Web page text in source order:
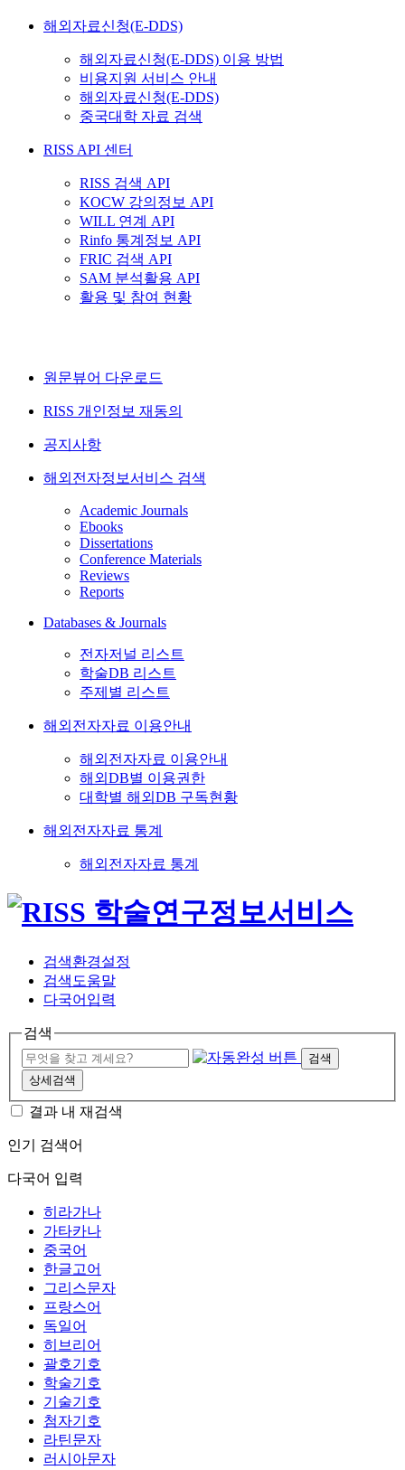
해외자료신청(E-DDS)
해외자료신청(E-DDS) 이용 방법
비용지원 서비스 안내
해외자료신청(E-DDS)
중국대학 자료 검색
RISS API 센터
RISS 검색 API
KOCW 강의정보 API
WILL 연계 API
Rinfo 통계정보 API
FRIC 검색 API
SAM 분석활용 API
활용 및 참여 현황
원문뷰어 다운로드
RISS 개인정보 재동의
공지사항
해외전자정보서비스 검색
Academic Journals
Ebooks
Dissertations
Conference Materials
Reviews
Reports
Databases & Journals
전자저널 리스트
학술DB 리스트
주제별 리스트
해외전자자료 이용안내
해외전자자료 이용안내
해외DB별 이용권한
대학별 해외DB 구독현황
해외전자자료 통계
해외전자자료 통계
검색환경설정
검색도움말
다국어입력
검색
검색
상세검색
결과 내 재검색
인기 검색어
다국어 입력
히라가나
가타카나
중국어
한글고어
그리스문자
프랑스어
독일어
히브리어
괄호기호
학술기호
기술기호
첨자기호
라틴문자
러시아문자